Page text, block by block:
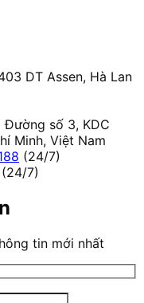
DT Assen, Hà Lan
Đường số 3, KDC
Minh, Việt Nam
(24/7)
(24/7)
tin mới nhất